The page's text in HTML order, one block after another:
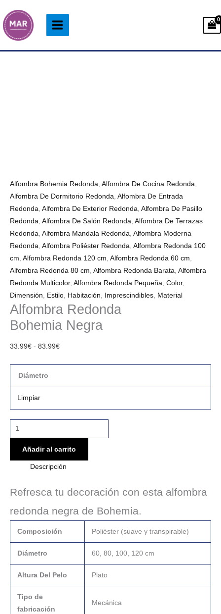
al
contenido
Alfombra Bohemia Redonda, Alfombra De Cocina Redonda,
Alfombra De Dormitorio Redonda, Alfombra De Entrada
Redonda, Alfombra De Exterior Redonda, Alfombra De Pasillo
Redonda, Alfombra De Salón Redonda, Alfombra De Terrazas
Redonda, Alfombra Mandala Redonda, Alfombra Moderna
Redonda, Alfombra Poliéster Redonda, Alfombra Redonda 100
cm, Alfombra Redonda 120 cm, Alfombra Redonda 60 cm,
Alfombra Redonda 80 cm, Alfombra Redonda Barata, Alfombra
Redonda Multicolor, Alfombra Redonda Pequeña, Color,
Dimensión, Estilo, Habitación, Imprescindibles, Material
Alfombra Redonda
Bohemia Negra
33.99€ - 83.99€
Diámetro
Limpiar
Añadir al carrito
Descripción
Refresca tu decoración con esta alfombra
redonda negra de Bohemia.
Composición Poliéster (suave y transpirable)
Diámetro 60, 80, 100, 120 cm
Altura Del Pelo Plato
Tipo de
fabricación
Mecánica